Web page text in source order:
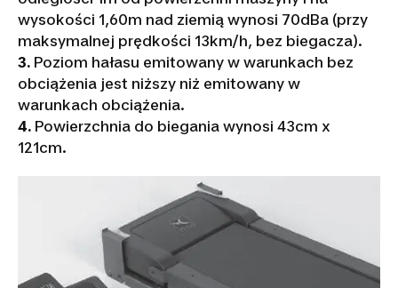
wysokości 1,60m nad ziemią wynosi 70dBa (przy
maksymalnej prędkości 13km/h, bez biegacza).
3. Poziom hałasu emitowany w warunkach bez
obciążenia jest niższy niż emitowany w
warunkach obciążenia.
4. Powierzchnia do biegania wynosi 43cm x
121cm.